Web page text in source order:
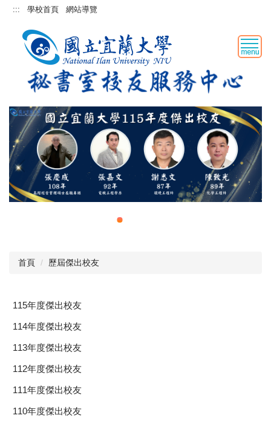
跳::: 學校首頁 網站導覽
首頁 歷屆傑出校友
115年度傑出校友
114年度傑出校友
113年度傑出校友
112年度傑出校友
111年度傑出校友
110年度傑出校友